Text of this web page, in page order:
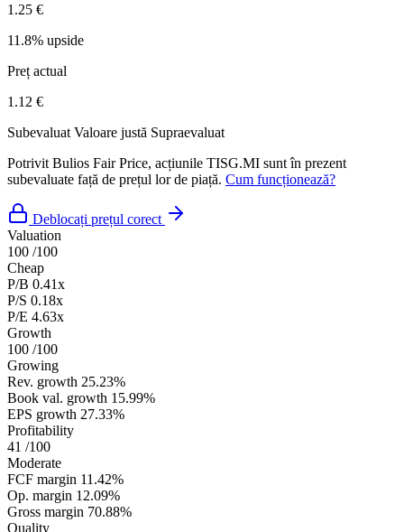
1.25 €
11.8% upside
Preț actual
1.12 €
Subevaluat Valoare justă Supraevaluat
Potrivit Bulios Fair Price, acțiunile TISG.MI sunt în prezent
subevaluate față de prețul lor de piață. Cum funcționează?
Deblocați prețul corect
Valuation
100 /100
Cheap
P/B 0.41x
P/S 0.18x
P/E 4.63x
Growth
100 /100
Growing
Rev. growth 25.23%
Book val. growth 15.99%
EPS growth 27.33%
Profitability
41 /100
Moderate
FCF margin 11.42%
Op. margin 12.09%
Gross margin 70.88%
Quality